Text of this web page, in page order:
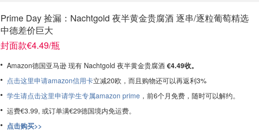
Prime Day 捡漏：Nachtgold 夜半黄金贵腐酒 逐串/逐粒葡萄精选
中德差价巨大
封面款€4.49/瓶
Amazon德国亚马逊 现有 Nachtgold 夜半黄金贵腐酒 €4.49收。
点击这里申请amazon信用卡立减20欧，而且购物还可以再返利3%
学生请点击这里申请学生专属amazon prime ，前6个月免费，随时可以解约。
运费€3.99, 或订单满€29德国境内免运费。
点击购买>>